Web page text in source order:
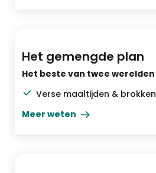
Praktisch & gevarieerd
Het gemengde plan
Het beste van twee werelden
Verse maaltijden & brokken
Meer weten